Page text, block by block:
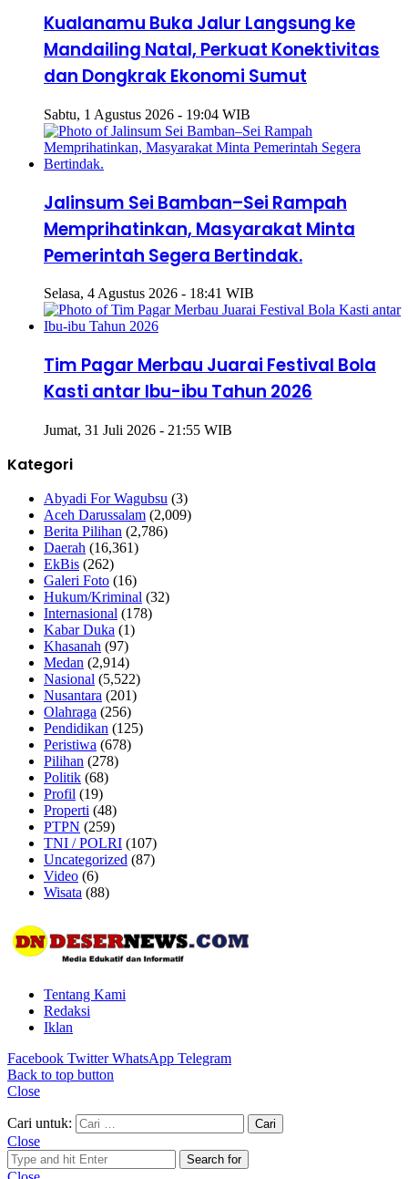
Kualanamu Buka Jalur Langsung ke
Mandailing Natal, Perkuat Konektivitas
dan Dongkrak Ekonomi Sumut
Sabtu, 1 Agustus 2026 - 19:04 WIB
Jalinsum Sei Bamban–Sei Rampah
Memprihatinkan, Masyarakat Minta
Pemerintah Segera Bertindak.
Selasa, 4 Agustus 2026 - 18:41 WIB
Tim Pagar Merbau Juarai Festival Bola
Kasti antar Ibu-ibu Tahun 2026
Jumat, 31 Juli 2026 - 21:55 WIB
Kategori
Abyadi For Wagubsu (3)
Aceh Darussalam (2,009)
Berita Pilihan (2,786)
Daerah (16,361)
EkBis (262)
Galeri Foto (16)
Hukum/Kriminal (32)
Internasional (178)
Kabar Duka (1)
Khasanah (97)
Medan (2,914)
Nasional (5,522)
Nusantara (201)
Olahraga (256)
Pendidikan (125)
Peristiwa (678)
Pilihan (278)
Politik (68)
Profil (19)
Properti (48)
PTPN (259)
TNI / POLRI (107)
Uncategorized (87)
Video (6)
Wisata (88)
Tentang Kami
Redaksi
Iklan
Facebook Twitter WhatsApp Telegram
Back to top button
Close
Cari untuk:
Close
Search for